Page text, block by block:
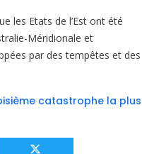
les Etats de l’Est ont été
Méridionale et
par des tempêtes et des
catastrophe la plus